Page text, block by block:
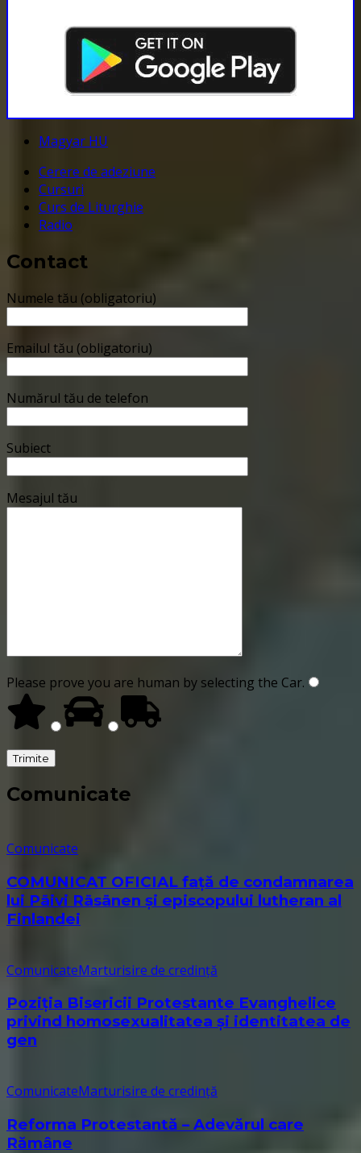
Magyar HU
Cerere de adeziune
Cursuri
Curs de Liturghie
Radio
Contact
Numele tău (obligatoriu)
Emailul tău (obligatoriu)
Numărul tău de telefon
Subiect
Mesajul tău
Please prove you are human by selecting the Car.
Comunicate
Comunicate
COMUNICAT OFICIAL față de condamnarea
lui Päivi Räsänen și episcopului lutheran al
Finlandei
ComunicateMarturisire de credință
Poziția Bisericii Protestante Evanghelice
privind homosexualitatea și identitatea de
gen
ComunicateMarturisire de credință
Reforma Protestantă – Adevărul care
Rămâne